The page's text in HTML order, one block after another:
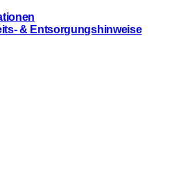
& Entsorgungshinweise